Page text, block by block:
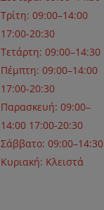
Τρίτη: 09:00–14:00
17:00-20:30
Τετάρτη: 09:00–14:30
Πέμπτη: 09:00–14:00
17:00-20:30
Παρασκευή: 09:00–
14:00 17:00-20:30
Σάββατο: 09:00–14:30
Κυριακή: Κλειστά